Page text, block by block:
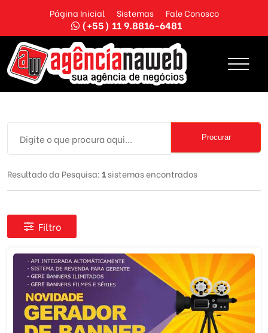
Página Inicial Sistemas Fale Conosco
(+55) 11 9.8816-6481
Procurar
Resultado da Pesquisa: 1sistemas encontrados
Filtro